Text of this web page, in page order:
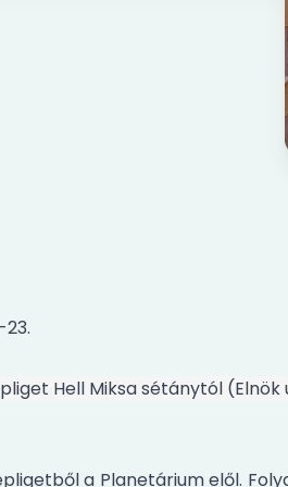
Hell Miksa sétánytól
a Planetárium elől.